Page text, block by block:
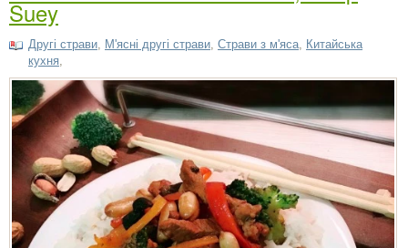
Suey
Другі страви, М'ясні другі страви, Страви з м'яса, Китайська
кухня,